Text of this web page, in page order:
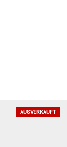
AUSVERKAUFT